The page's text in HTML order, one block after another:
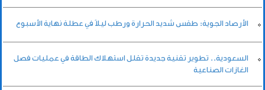
الأرصاد الجوية: طقس شديد الحرارة ورطب ليلاً في عطلة نهاية الأسبوع
السعودية.. تطوير تقنية جديدة تقلل استهلاك الطاقة في عمليات فصل
الغازات الصناعية